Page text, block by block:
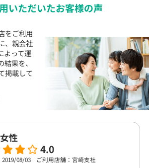
いただいたお客様の声
をご利用
親会社
よって運
果を、
掲載して
性
4.0
2019/08/03 ご利用店舗：宮崎支社